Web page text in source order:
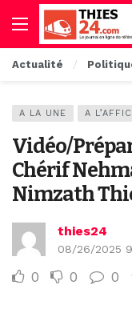
Actualité
A LA UNE A
Vidéo/
Chérif
Nimzath
thies24
08/26/2025
0 0 0